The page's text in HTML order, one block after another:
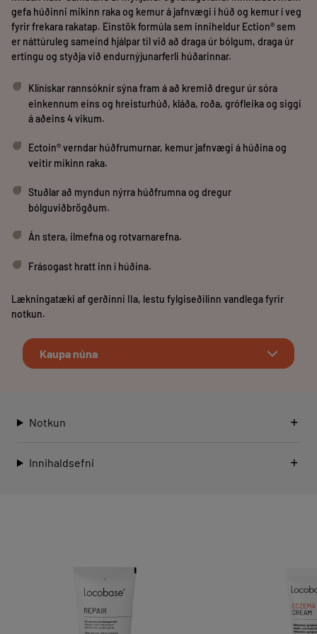
gefa húðinni mikinn raka og kemur á jafnvægi í húð og kemur í veg
fyrir frekara rakatap. Einstök formúla sem inniheldur Ection® sem
er náttúruleg sameind hjálpar til við að draga úr bólgum, draga úr
ertingu og styðja við endurnýjunarferli húðarinnar.
Klínískar rannsóknir sýna fram á að kremið dregur úr sóra
einkennum eins og hreisturhúð, kláða, roða, grófleika og siggi
á aðeins 4 vikum.
Ectoin®️ verndar húðfrumurnar, kemur jafnvægi á húðina og
veitir mikinn raka.
Stuðlar að myndun nýrra húðfrumna og dregur
bólguviðbrögðum.
Án stera, ilmefna og rotvarnarefna.
Frásogast hratt inn í húðina.
Lækningatæki af gerðinni IIa, lestu fylgiseðilinn vandlega fyrir
notkun.
Kaupa núna
Notkun
Innihaldsefni